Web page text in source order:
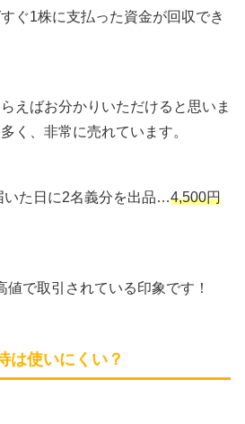
ぐ1株に支払った資金が回収でき
えばお分かりいただけると思いま
く、非常に売れています。
いた日に2名義分を出品…4,500円
で取引されている印象です！
は使いにくい？